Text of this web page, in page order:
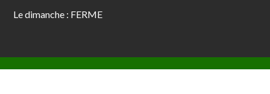
Le dimanche : FERME